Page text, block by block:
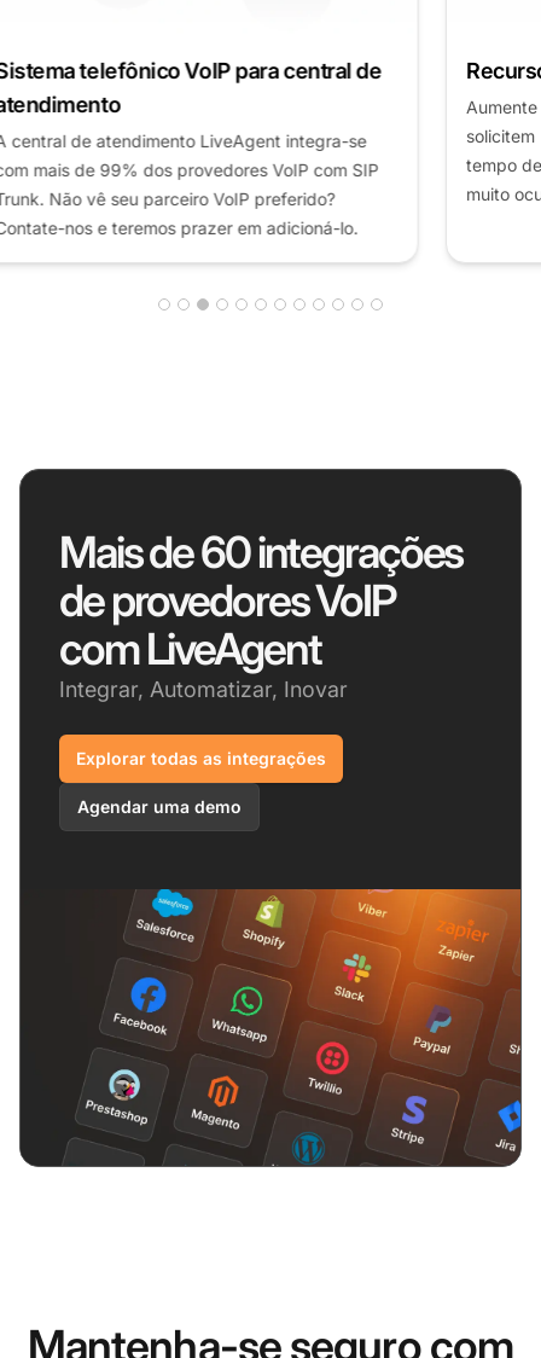
Recursos de retorno de chamada
Aumente a satisfação do cliente permitindo que
solicitem retornos de chamada quando não têm
tempo de esperar ou quando seus agentes estão
muito ocupados.
Mais de 60 integrações
de provedores VoIP
com LiveAgent
Integrar, Automatizar, Inovar
Explorar todas as integrações
Agendar uma demo
Mantenha-se seguro com